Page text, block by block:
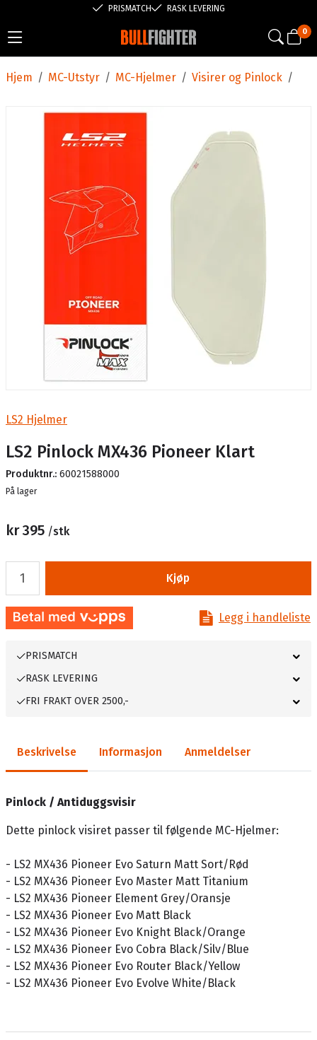
PRISMATCH RASK LEVERING
0
/
Hjem /
MC-Utstyr /
MC-Hjelmer /
Visirer og Pinlock
LS2 Hjelmer
LS2 Pinlock MX436 Pioneer Klart
Produktnr.: 60021588000
Lager
På lager
kr 395 /stk
Kjøp
Legg i handleliste
PRISMATCH
RASK LEVERING
FRI FRAKT OVER 2500,-
Beskrivelse Informasjon Anmeldelser
Pinlock / Antiduggsvisir
Dette pinlock visiret passer til følgende MC-Hjelmer:
- LS2 MX436 Pioneer Evo Saturn Matt Sort/Rød
- LS2 MX436 Pioneer Evo Master Matt Titanium
- LS2 MX436 Pioneer Element Grey/Oransje
- LS2 MX436 Pioneer Evo Matt Black
- LS2 MX436 Pioneer Evo Knight Black/Orange
- LS2 MX436 Pioneer Evo Cobra Black/Silv/Blue
- LS2 MX436 Pioneer Evo Router Black/Yellow
- LS2 MX436 Pioneer Evo Evolve White/Black